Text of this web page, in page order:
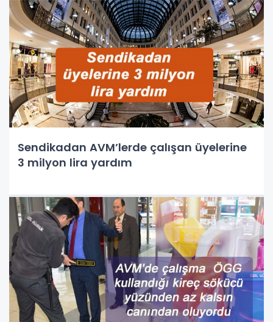
Sendikadan AVM’lerde çalışan üyelerine
3 milyon lira yardım